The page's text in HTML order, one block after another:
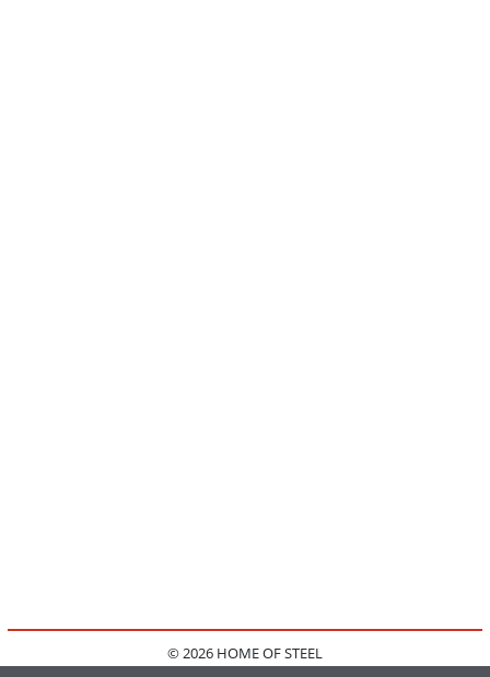
© 2026 HOME OF STEEL